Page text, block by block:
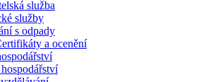
služba
služby
s odpady
a ocenění